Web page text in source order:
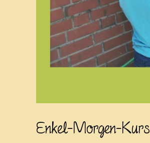
Enkel-Morgen-Kurs